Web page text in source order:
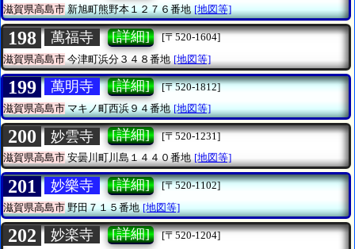
滋賀県高島市新旭町熊野本１２７６番地 [地図等]
198 萬福寺 [詳細]
[〒520-1604]
滋賀県高島市 今津町浜分３４８番地 [地図等]
199 萬明寺 [詳細]
[〒520-1812]
滋賀県高島市マキノ町西浜９４番地 [地図等]
200 妙雲寺 [詳細]
[〒520-1231]
滋賀県高島市安曇川町川島１４４０番地 [地図等]
201 妙樂寺 [詳細]
[〒520-1102]
滋賀県高島市野田７１５番地 [地図等]
202 妙楽寺 [詳細]
[〒520-1204]